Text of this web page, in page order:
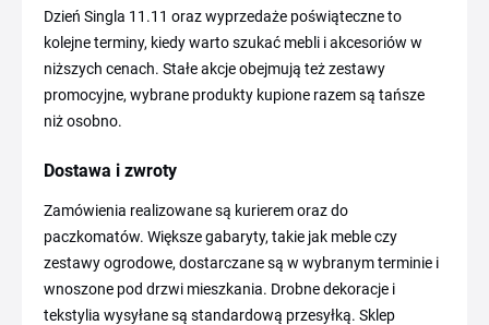
Dzień Singla 11.11 oraz wyprzedaże poświąteczne to
kolejne terminy, kiedy warto szukać mebli i akcesoriów w
niższych cenach. Stałe akcje obejmują też zestawy
promocyjne, wybrane produkty kupione razem są tańsze
niż osobno.
Dostawa i zwroty
Zamówienia realizowane są kurierem oraz do
paczkomatów. Większe gabaryty, takie jak meble czy
zestawy ogrodowe, dostarczane są w wybranym terminie i
wnoszone pod drzwi mieszkania. Drobne dekoracje i
tekstylia wysyłane są standardową przesyłką. Sklep